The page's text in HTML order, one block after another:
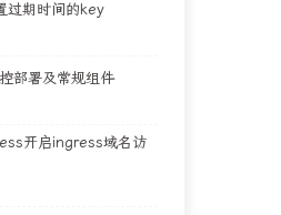
过期时间的key
部署及常规组件
开启ingress域名访